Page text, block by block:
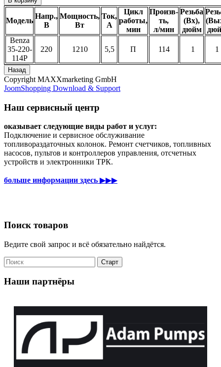
Модель
Напр.,
В
Мощность,
Вт
Ток,
А
Цикл
работы,
мин
Произв-
ть,
л/мин
Резьба
(Вх),
дюйм
Benza
35-220-
114Р
220 1210 5,5 П 114 1 1
Copyright MAXXmarketing GmbH
JoomShopping Download & Support
Наш сервисный центр
оказывает следующие виды работ и услуг:
Подключение и сервисное обслуживание
топливораздаточных колонок. Ремонт счетчиков, топливных
насосов, пультов и контроллеров управления, отсчетных
устройств и электронники ТРК.
больше информации здесь ▶▶▶
Поиск товаров
Ведите свой запрос и всё обязательно найдётся.
Наши партнёры